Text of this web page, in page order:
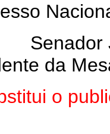
Senador
da
o